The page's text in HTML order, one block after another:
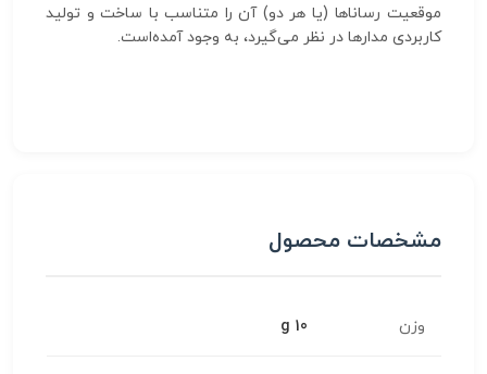
موقعیت رساناها (یا هر دو) آن را متناسب با ساخت و تولید
کاربردی مدارها در نظر می‌گیرد، به وجود آمده‌است.
مشخصات محصول
وزن 10 g